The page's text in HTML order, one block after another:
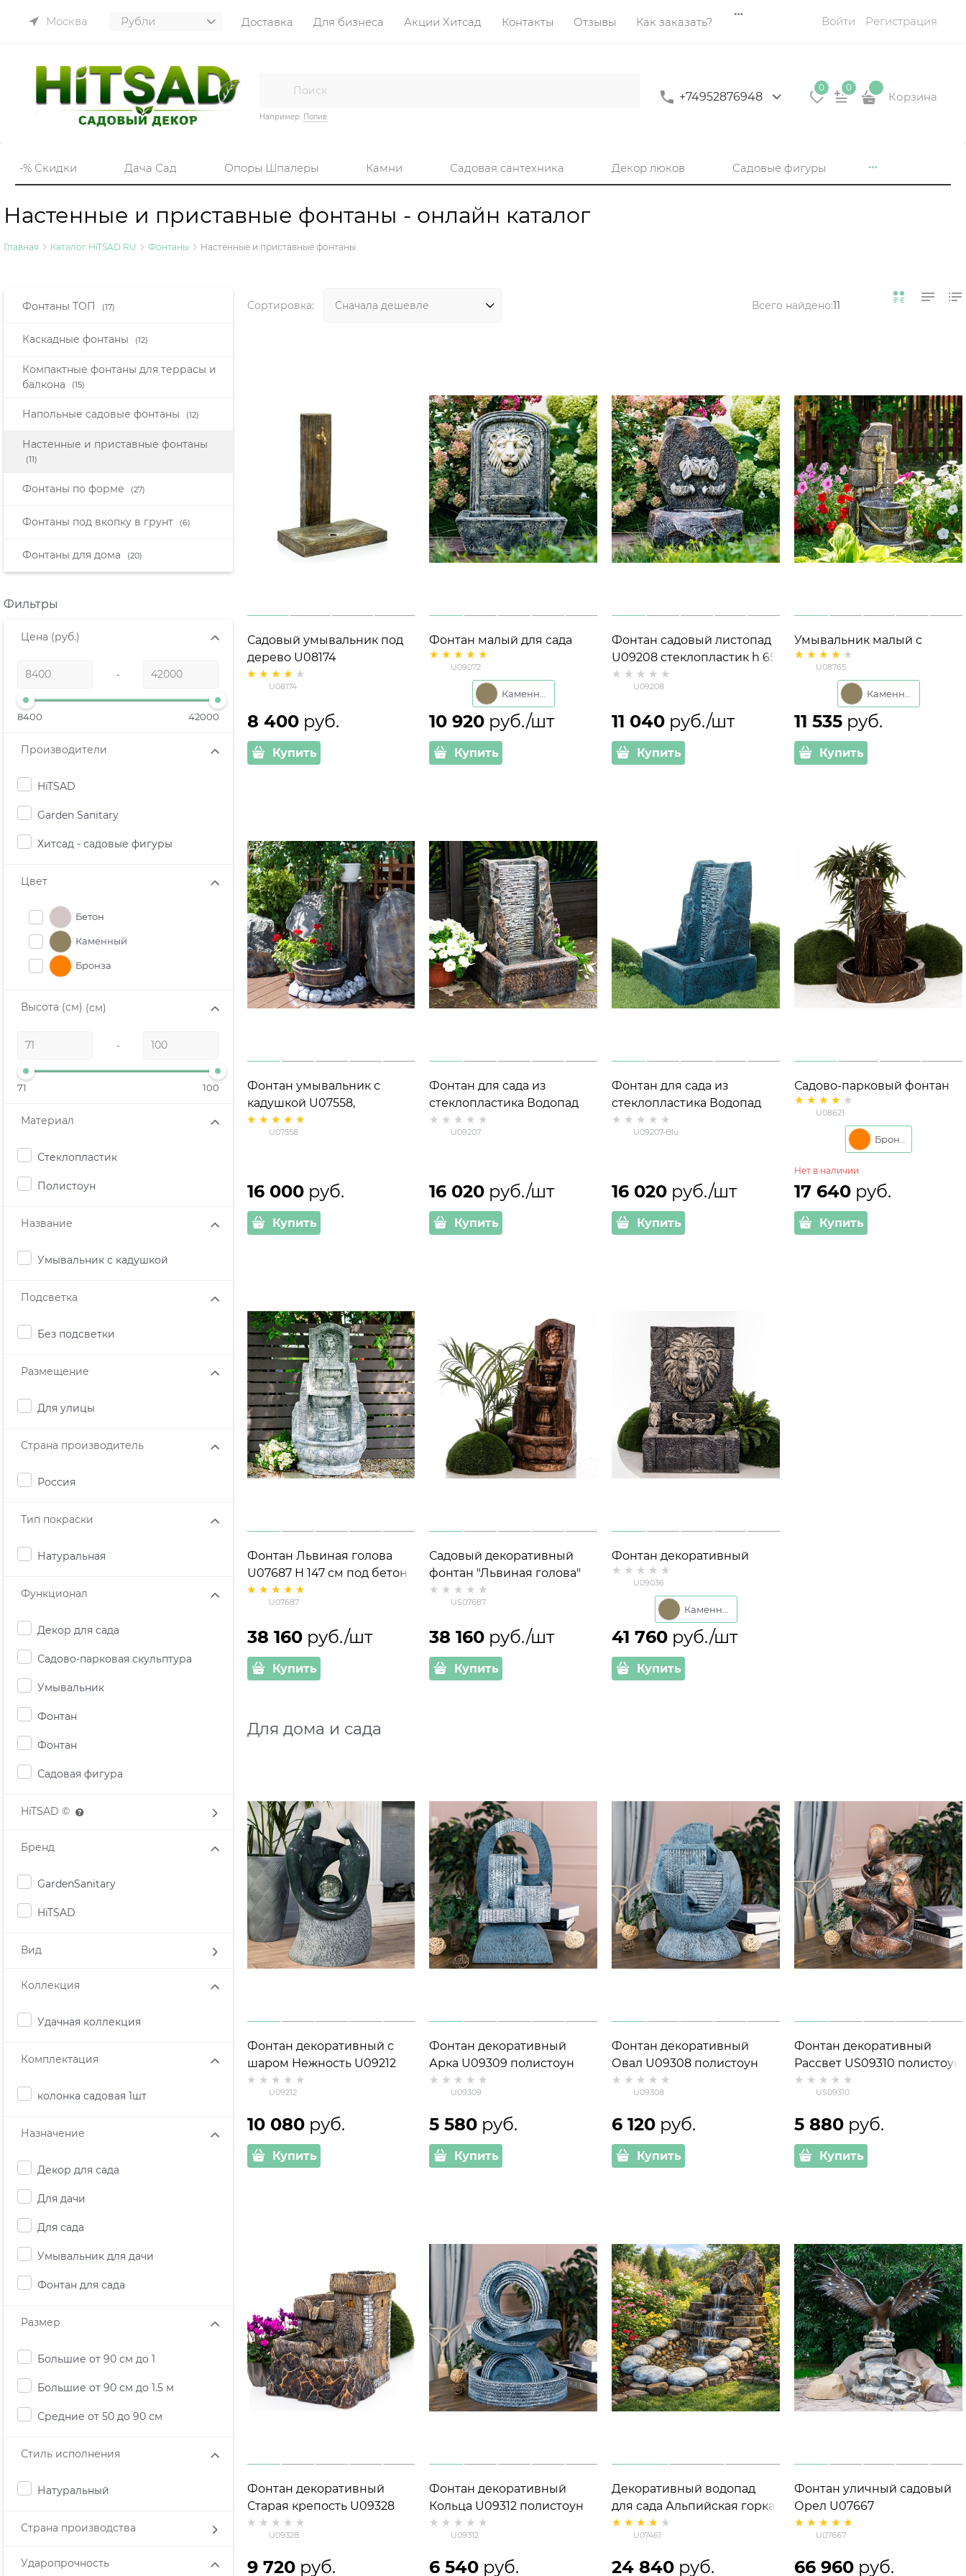
Москва Доставка Для бизнеса Акции Хитсад Контакты Отзывы Как заказать? Войти Регистрация
Например: Полив
+74952876948
0 0
Корзина
-% Скидки Дача Сад Опоры Шпалеры Камни Садовая сантехника Декор люков Садовые фигуры
Настенные и приставные фонтаны - онлайн каталог
Главная Каталог HiTSAD.RU Фонтаны Настенные и приставные фонтаны
Фонтаны ТОП (17)
Каскадные фонтаны (12)
Компактные фонтаны для террасы и
балкона
(15)
Напольные садовые фонтаны (12)
Настенные и приставные фонтаны
(11)
Фонтаны по форме (27)
Фонтаны под вкопку в грунт (6)
Фонтаны для дома (20)
Фильтры
Цена (руб.)
-
8400 42000
Производители
HiTSAD
Garden Sanitary
Хитсад - садовые фигуры
Цвет
Бетон
Каменный
Бронза
Высота (см) (см)
-
71 100
Материал
Стеклопластик
Полистоун
Название
Умывальник с кадушкой
Подсветка
Без подсветки
Размещение
Для улицы
Страна производитель
Россия
Тип покраски
Натуральная
Функционал
Декор для сада
Садово-парковая скульптура
Умывальник
Фонтан
Фонтан
Садовая фигура
HiTSAD ©
Бренд
GardenSanitary
HiTSAD
Вид
Коллекция
Удачная коллекция
Комплектация
колонка садовая 1шт
Назначение
Декор для сада
Для дачи
Для сада
Умывальник для дачи
Фонтан для сада
Размер
Большие от 90 см до 1
Большие от 90 см до 1.5 м
Средние от 50 до 90 см
Стиль исполнения
Натуральный
Страна производства
Ударопрочность
Сортировка: Всего найдено:11
Садовый умывальник под
дерево U08174
стеклопластик
U08174
8 400 руб.
Купить
Фонтан малый для сада
"Львиная голова" U09072
под камень, высота 60 см
U09072
10 920 руб./шт
Купить
Фонтан садовый листопад
U09208 стеклопластик h 65
см
U09208
11 040 руб./шт
Купить
Умывальник малый с
кадкой U08765, высота 71
U08765
11 535 руб.
Купить
Фонтан умывальник с
кадушкой U07558,
стеклопластик
U07558
16 000 руб.
Купить
Фонтан для сада из
стеклопластика Водопад
U09207 высота 74 см
U09207
16 020 руб./шт
Купить
Фонтан для сада из
стеклопластика Водопад
U09207-Blu высота 74 см
U09207-Blu
16 020 руб./шт
Купить
Садово-парковый фонтан
U08621, стеклопластик,
U08621
Нет в наличии
17 640 руб.
Купить
Фонтан Львиная голова
U07687 H 147 см под бетон
U07687
38 160 руб./шт
Купить
Садовый декоративный
фонтан "Львиная голова"
US07687 под бронзу,
высота 147 см
US07687
38 160 руб./шт
Купить
Фонтан декоративный
большой "Львиная голова"
U09036 под камень, высота
U09036
41 760 руб./шт
Купить
Для дома и сада
Фонтан декоративный с
шаром Нежность U09212
полистоун, высота 73 см
U09212
10 080 руб.
Купить
Фонтан декоративный
Арка U09309 полистоун
h=50 см
U09309
5 580 руб.
Купить
Фонтан декоративный
Овал U09308 полистоун
h=50 см
U09308
6 120 руб.
Купить
Фонтан декоративный
Рассвет US09310 полистоун
h=53 см
US09310
5 880 руб.
Купить
Фонтан декоративный
Старая крепость U09328
полистоун h=45 см
U09328
9 720 руб.
Фонтан декоративный
Кольца U09312 полистоун
h=53 см
U09312
6 540 руб.
Декоративный водопад
для сада Альпийская горка
U07461 стеклопластик,
высота 90 см, длина 140 см
U07461
24 840 руб.
Фонтан уличный садовый
Орел U07667
стеклопластик, высота 180
U07667
66 960 руб.